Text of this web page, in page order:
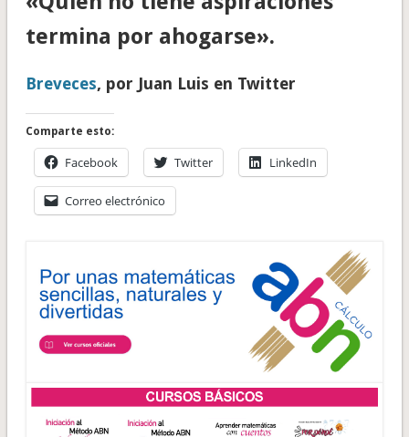
termina por ahogarse».
Breveces, por Juan Luis en Twitter
Comparte esto:
Facebook Twitter LinkedIn
Correo electrónico